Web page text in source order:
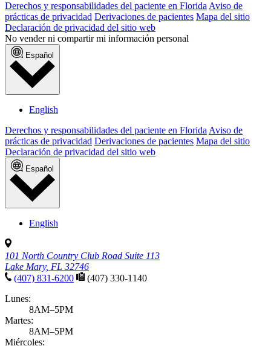
Derechos y responsabilidades del paciente en Florida Aviso de
prácticas de privacidad Derivaciones de pacientes Mapa del sitio
Declaración de privacidad del sitio web
No vender ni compartir mi información personal
Español
English
Derechos y responsabilidades del paciente en Florida Aviso de
prácticas de privacidad Derivaciones de pacientes Mapa del sitio
Declaración de privacidad del sitio web
Español
English
101 North Country Club Road Suite 113
Lake Mary, FL 32746
(407) 831-6200
(407) 330-1140
Lunes:
8AM–5PM
Martes:
8AM–5PM
Miércoles: